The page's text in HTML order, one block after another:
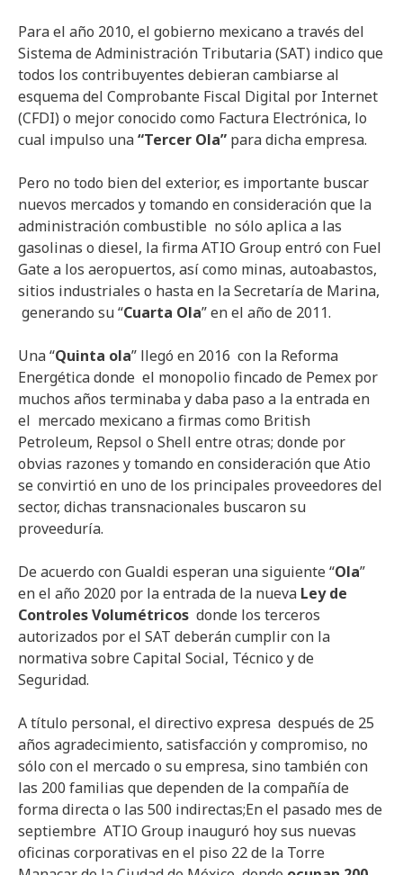
Para el año 2010, el gobierno mexicano a través del
Sistema de Administración Tributaria (SAT) indico que
todos los contribuyentes debieran cambiarse al
esquema del Comprobante Fiscal Digital por Internet
(CFDI) o mejor conocido como Factura Electrónica, lo
cual impulso una“Tercer Ola” para dicha empresa.
Pero no todo bien del exterior, es importante buscar
nuevos mercados y tomando en consideración que la
administración combustible no sólo aplica a las
gasolinas o diesel, la firma ATIO Group entró con Fuel
Gate a los aeropuertos, así como minas, autoabastos,
sitios industriales o hasta en la Secretaría de Marina,
generando su “Cuarta Ola” en el año de 2011.
Una “Quinta ola” llegó en 2016 con la Reforma
Energética donde el monopolio fincado de Pemex por
muchos años terminaba y daba paso a la entrada en
el mercado mexicano a firmas como British
Petroleum, Repsol o Shell entre otras; donde por
obvias razones y tomando en consideración que Atio
se convirtió en uno de los principales proveedores del
sector, dichas transnacionales buscaron su
proveeduría.
De acuerdo con Gualdi esperan una siguiente “Ola”
en el año 2020 por la entrada de la nueva Ley de
Controles Volumétricos donde los terceros
autorizados por el SAT deberán cumplir con la
normativa sobre Capital Social, Técnico y de
Seguridad.
A título personal, el directivo expresa después de 25
años agradecimiento, satisfacción y compromiso, no
sólo con el mercado o su empresa, sino también con
las 200 familias que dependen de la compañía de
forma directa o las 500 indirectas;En el pasado mes de
septiembre ATIO Group inauguró hoy sus nuevas
oficinas corporativas en el piso 22 de la Torre